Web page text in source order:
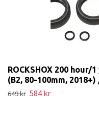
ROCKSHOX 200 hour/
(B2, 80-100mm,
649 kr 584 kr